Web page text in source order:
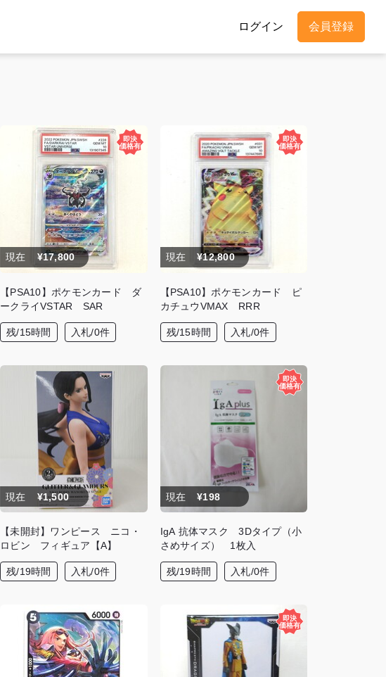
ログイン 会員登録
現在 ¥17,800
【PSA10】ポケモンカード ダ
ークライVSTAR SAR
残/15時間 入札/0件
現在 ¥12,800
【PSA10】ポケモンカード ピ
カチュウVMAX RRR
残/15時間 入札/0件
現在 ¥1,500
【未開封】ワンピース ニコ・
ロビン フィギュア【A】
残/19時間 入札/0件
現在 ¥198
IgA 抗体マスク 3Dタイプ（小
さめサイズ） 1枚入
残/19時間 入札/0件